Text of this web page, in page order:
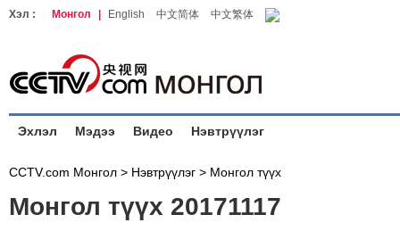
Хэл : Монгол English 中文简体 中文繁体
Эхлэл Мэдээ Видео Нэвтрүүлэг
CCTV.com Монгол > Нэвтрүүлэг > Монгол түүх
Монгол түүх 20171117